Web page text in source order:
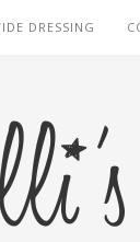
DRESSING